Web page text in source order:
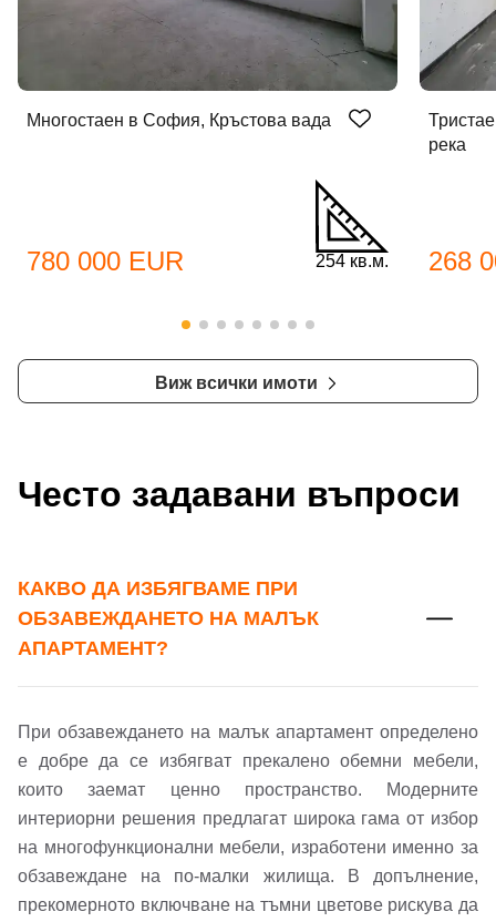
Добре дошъл!
Вход Регистрация
Многостаен в София, Кръстова вада
780 000 EUR 254 кв.м.
река
268
Виж всички имоти
Често задавани въпроси
КАКВО ДА ИЗБЯГВАМЕ ПРИ
ОБЗАВЕЖДАНЕТО НА МАЛЪК
АПАРТАМЕНТ?
При обзавеждането на малък апартамент определено
е добре да се избягват прекалено обемни мебели,
които заемат ценно пространство. Модерните
интериорни решения предлагат широка гама от избор
на многофункционални мебели, изработени именно за
обзавеждане на по-малки жилища. В допълнение,
прекомерното включване на тъмни цветове рискува да